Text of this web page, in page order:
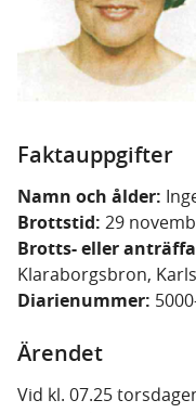
Faktauppgifter
Namn och ålder:
Brottstid: 29
Brotts- eller
Klaraborgsbron,
Diarienummer:
Ärendet
Vid kl. 07.25